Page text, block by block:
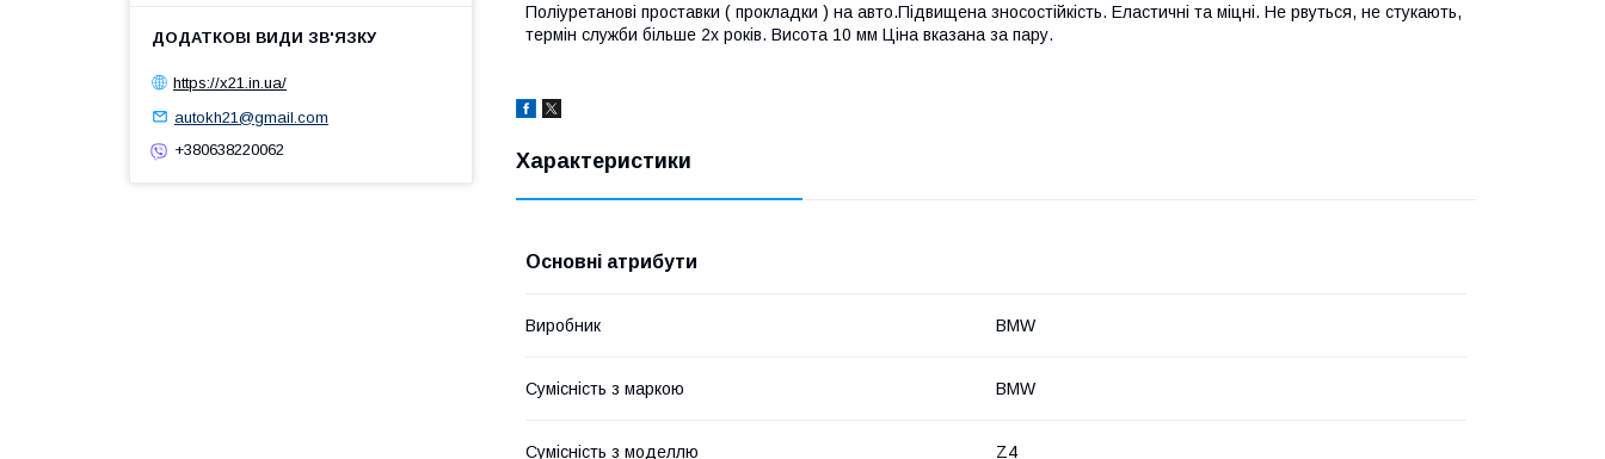
Поліуретанові проставки ( прокладки ) на авто.Підвищена зносостійкість. Еластичні та міцні. Не рвуться, не стукають,
термін служби більше 2х років. Висота 10 мм Ціна вказана за пару.
Характеристики
Основні атрибути
Виробник BMW
Сумісність з маркою BMW
Сумісність з моделлю Z4
https://x21.in.ua/
autokh21@gmail.com
+380638220062